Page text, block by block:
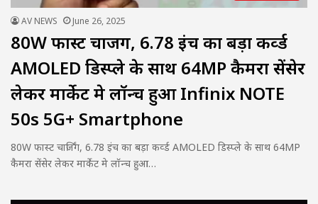
AV NEWS June 26, 2025
80W फास्ट चार्जिंग, 6.78 इंच का बड़ा कर्व्ड
AMOLED डिस्प्ले के साथ 64MP कैमरा सेंसेर
लेकर मार्केट मे लॉन्च हुआ Infinix NOTE
50s 5G+ Smartphone
80W फास्ट चार्जिंग, 6.78 इंच का बड़ा कर्व्ड AMOLED डिस्प्ले के साथ 64MP
कैमरा सेंसेर लेकर मार्केट मे लॉन्च हुआ…